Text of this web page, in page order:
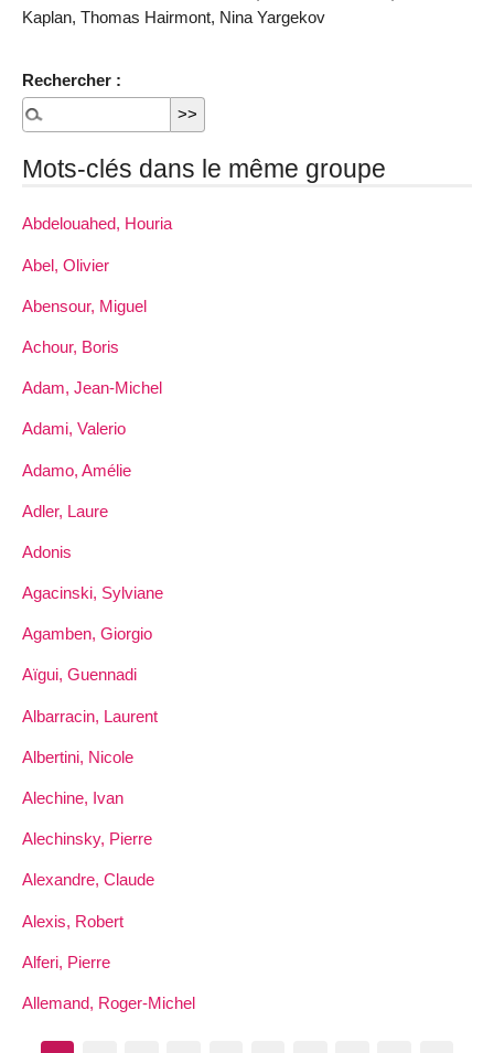
Kaplan, Thomas Hairmont, Nina Yargekov
Rechercher :
Mots-clés dans le même groupe
Abdelouahed, Houria
Abel, Olivier
Abensour, Miguel
Achour, Boris
Adam, Jean-Michel
Adami, Valerio
Adamo, Amélie
Adler, Laure
Adonis
Agacinski, Sylviane
Agamben, Giorgio
Aïgui, Guennadi
Albarracin, Laurent
Albertini, Nicole
Alechine, Ivan
Alechinsky, Pierre
Alexandre, Claude
Alexis, Robert
Alferi, Pierre
Allemand, Roger-Michel